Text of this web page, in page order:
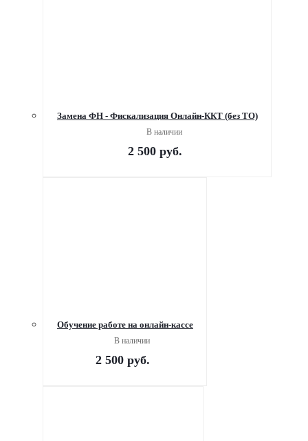
Замена ФН - Фискализация Онлайн-ККТ (без ТО)
В наличии
2 500 руб.
Обучение работе на онлайн-кассе
В наличии
2 500 руб.